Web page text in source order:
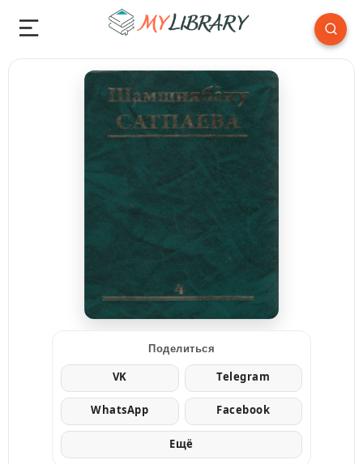
Поделиться
VK Telegram
WhatsApp Facebook
Ещё